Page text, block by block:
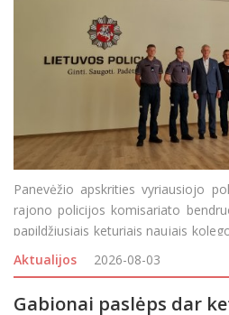
Panevėžio apskrities vyriausiojo
rajono policijos komisariato
papildžiusiais keturiais naujais
baigę mokslus pasinaudoję
pareigūnų skatinimo programa –
Aktualijos 2026-08-03
Gabionai paslėps dar